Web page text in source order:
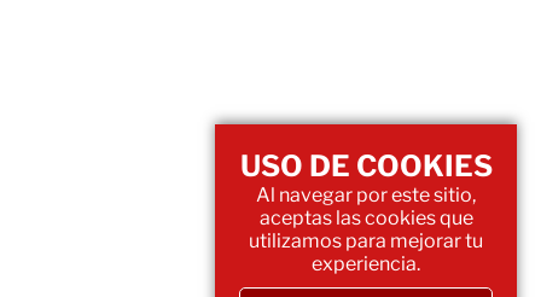
USO DE COOKIES
Al navegar por este sitio,
aceptas las cookies que
utilizamos para mejorar tu
experiencia.